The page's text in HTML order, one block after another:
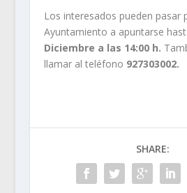
Los interesados pueden pasar
Ayuntamiento a apuntarse
Diciembre a las 14:00 h.
llamar al teléfono 927303002.
SHARE: